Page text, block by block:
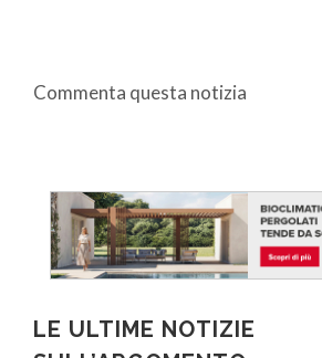
Commenta questa notizia
LE ULTIME NOTIZIE